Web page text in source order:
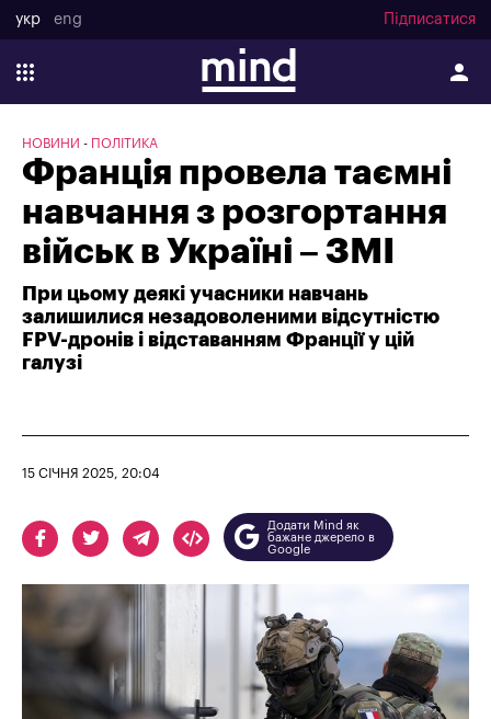
укр eng Підписатися
НОВИНИ ПОЛІТИКА
Франція провела таємні
навчання з розгортання
військ в Україні – ЗМІ
При цьому деякі учасники навчань
залишилися незадоволеними відсутністю
FPV-дронів і відставанням Франції у цій
галузі
15 СІЧНЯ 2025, 20:04
Додати Mind як
бажане джерело в
Google